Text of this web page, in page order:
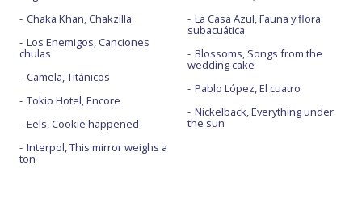
Chaka Khan, Chakzilla
Los Enemigos, Canciones
chulas
Camela, Titánicos
Tokio Hotel, Encore
Eels, Cookie happened
Interpol, This mirror weighs a
ton
La Casa Azul, Fauna y flora
subacuática
Blossoms, Songs from the
wedding cake
Pablo López, El cuatro
Nickelback, Everything under
the sun